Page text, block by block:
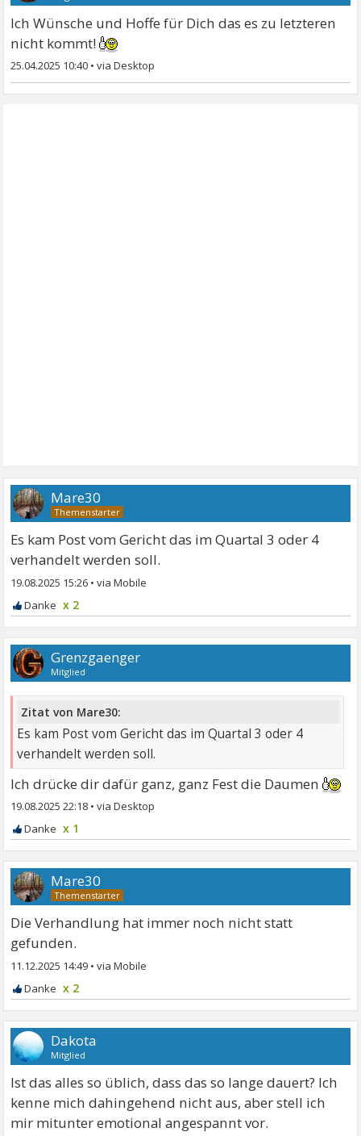
Ich Wünsche und Hoffe für Dich das es zu letzteren
nicht kommt!
25.04.2025 10:40 •
Mare30
Es kam Post vom Gericht das im Quartal 3 oder 4
verhandelt werden soll.
19.08.2025 15:26 •
x 2
Grenzgaenger
Mitglied
Zitat von Mare30:
Es kam Post vom Gericht das im Quartal 3 oder 4
verhandelt werden soll.
Ich drücke dir dafür ganz, ganz Fest die Daumen
19.08.2025 22:18 •
x 1
Mare30
Die Verhandlung hat immer noch nicht statt
gefunden.
11.12.2025 14:49 •
x 2
Dakota
Mitglied
Ist das alles so üblich, dass das so lange dauert? Ich
kenne mich dahingehend nicht aus, aber stell ich
mir mitunter emotional angespannt vor.